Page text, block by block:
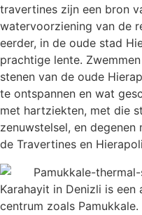
travertines zijn een bron
watervoorziening van de
eerder, in de oude stad
prachtige lente.
stenen van de oude
te ontspannen en wat
met hartziekten, met die
zenuwstelsel, en
de Travertines en
Karahayit in Denizli is
centrum zoals